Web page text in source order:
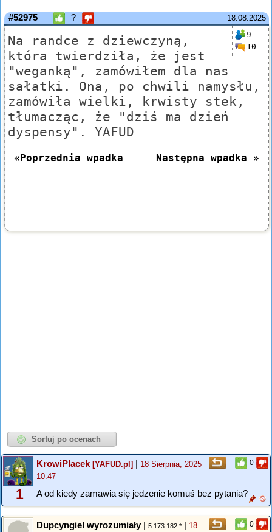
18.08.2025
#52975 ?
9
10
Na randce z dziewczyną,
która twierdziła, że jest
"weganką", zamówiłem dla nas
sałatki. Ona, po chwili namysłu,
zamówiła wielki, krwisty stek,
tłumacząc, że "dziś ma dzień
dyspensy". YAFUD
«Poprzednia wpadka Następna wpadka »
0
1
KrowiPlacek[YAFUD.pl] | 18 Sierpnia, 2025
10:47
A od kiedy zamawia się jedzenie komuś bez pytania?
0
Dupcyngiel wyrozumiały| 5.173.182.* | 18